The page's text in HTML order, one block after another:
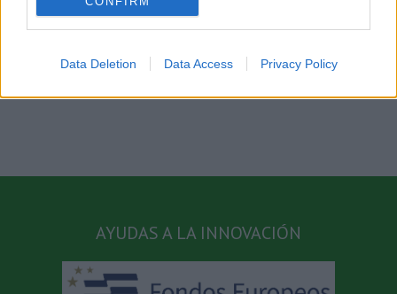
Data Deletion Data Access Privacy Policy
No se permiten comentarios.
AYUDAS A LA INNOVACIÓN